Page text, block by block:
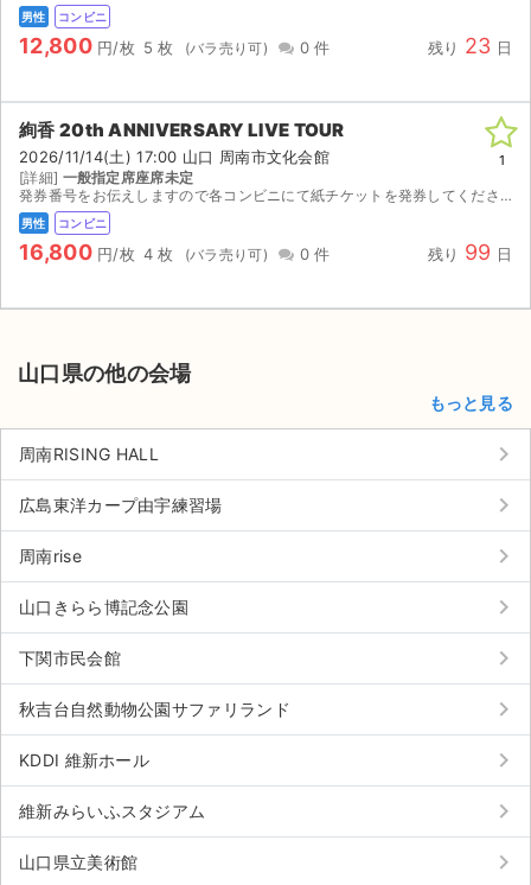
男性 コンビニ
12,800 円/枚 5 枚 0 件 残り 23 日
絢香 20th ANNIVERSARY LIVE TOUR
2026/11/14(土) 17:00 山口 周南市文化会館
[詳細] 一般指定席座席未定
発券番号をお伝えしますので各コンビニにて紙チケットを発券してください。お座席は紙チケットを発券してみないと分かりませんのでご検討宜しくお願い致します。
男性 コンビニ
16,800 円/枚 4 枚 0 件 残り 99 日
1
山口県の他の会場
もっと見る
周南RISING HALL keyboard_arrow_right
広島東洋カープ由宇練習場 keyboard_arrow_right
周南rise keyboard_arrow_right
山口きらら博記念公園 keyboard_arrow_right
下関市民会館 keyboard_arrow_right
秋吉台自然動物公園サファリランド keyboard_arrow_right
KDDI 維新ホール keyboard_arrow_right
維新みらいふスタジアム keyboard_arrow_right
山口県立美術館 keyboard_arrow_right